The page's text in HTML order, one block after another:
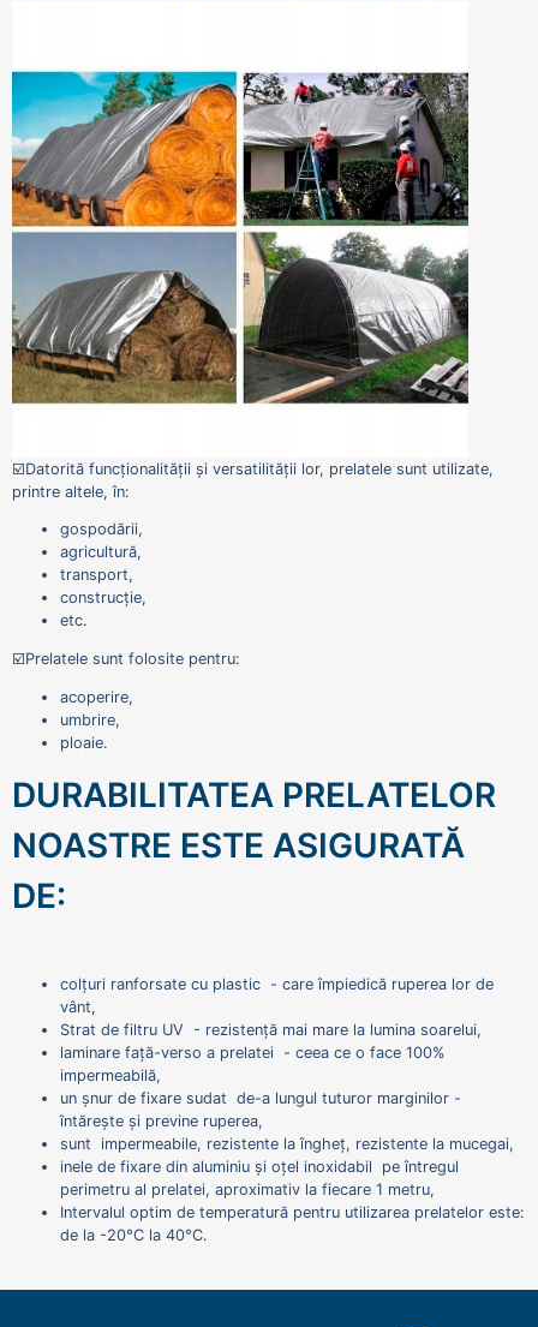
☑️Datorită funcționalității și versatilității lor, prelatele sunt utilizate,
printre altele, în:
gospodării,
agricultură,
transport,
construcție,
etc.
☑️Prelatele sunt folosite pentru:
acoperire,
umbrire,
ploaie.
DURABILITATEA PRELATELOR
NOASTRE ESTE ASIGURATĂ
DE:
colțuri ranforsate cu plastic - care împiedică ruperea lor de
vânt,
Strat de filtru UV - rezistență mai mare la lumina soarelui,
laminare față-verso a prelatei - ceea ce o face 100%
impermeabilă,
un șnur de fixare sudat de-a lungul tuturor marginilor -
întărește și previne ruperea,
sunt impermeabile, rezistente la îngheț, rezistente la mucegai,
inele de fixare din aluminiu și oțel inoxidabil pe întregul
perimetru al prelatei, aproximativ la fiecare 1 metru,
Intervalul optim de temperatură pentru utilizarea prelatelor este:
de la -20°C la 40°C.